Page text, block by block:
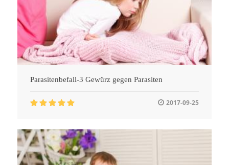
Parasitenbefall-3 Gewürz gegen Parasiten
2017-09-25